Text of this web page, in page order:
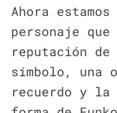
Ahora
personaje
reputación
símbolo, una
recuerdo y